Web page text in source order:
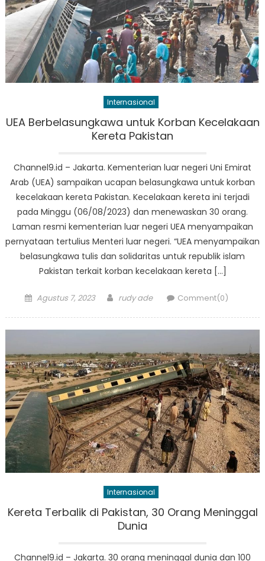
Internasional
UEA Berbelasungkawa untuk Korban Kecelakaan
Kereta Pakistan
Channel9.id – Jakarta. Kementerian luar negeri Uni Emirat
Arab (UEA) sampaikan ucapan belasungkawa untuk korban
kecelakaan kereta Pakistan. Kecelakaan kereta ini terjadi
pada Minggu (06/08/2023) dan menewaskan 30 orang.
Laman resmi kementerian luar negeri UEA menyampaikan
pernyataan tertulius Menteri luar negeri. “UEA menyampaikan
belasungkawa tulis dan solidaritas untuk republik islam
Pakistan terkait korban kecelakaan kereta […]
Posted
Agustus 7, 2023 Author
rudy ade Comment(0)
Internasional
Kereta Terbalik di Pakistan, 30 Orang Meninggal
Dunia
Channel9.id – Jakarta. 30 orang meninggal dunia dan 100